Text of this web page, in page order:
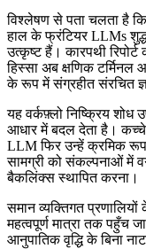
विश्लेषण से पता चलता है
हाल के फ्रंटियर LLMs
उत्कृष्ट हैं। कारपथी
हिस्सा अब क्षणिक
के रूप में संग्रहीत संरचित
यह वर्कफ़्लो निष्क्रिय शोध
आधार में बदल देता है। कच्चे
LLM फिर उन्हें क्रमिक
सामग्री को संकल्पनाओं में
बैकलिंक्स स्थापित करना।
समान व्यक्तिगत
महत्वपूर्ण मात्रा तक पहुँच
आनुपातिक वृद्धि के बिना